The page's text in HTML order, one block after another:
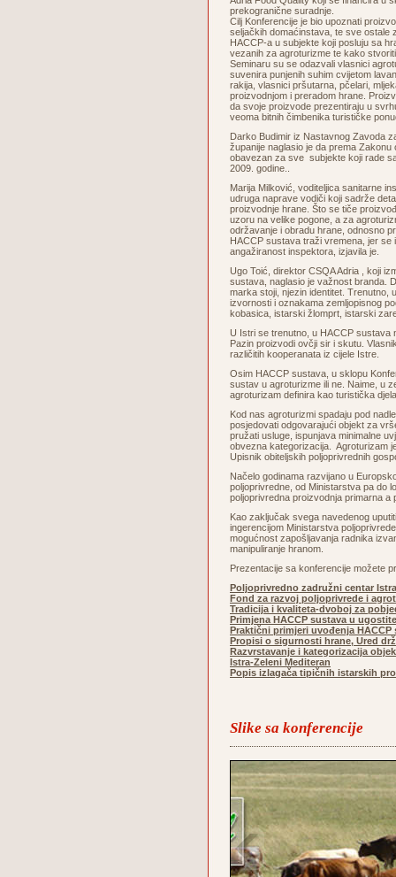
prekogranične suradnje.
Cilj Konferencije je bio upoznati
seljačkih domaćinstava, te sve ostale
HACCP-a u subjekte koji posluju sa
vezanih za agroturizme te kako
Seminaru su se odazvali vlasnici
suvenira punjenih suhim cvijetom
rakija, vlasnici pršutarna, pčelari,
proizvodnjom i preradom hrane.
da svoje proizvode prezentiraju u
veoma bitnih čimbenika turističke
Darko Budimir iz Nastavnog Zavoda
županije naglasio je da prema
obavezan za sve subjekte koji rade
2009. godine..
Marija Milković, voditeljica sanitarne
udruga naprave vodiči koji sadrže
proizvodnje hrane. Što se tiče
uzoru na velike pogone, a za
održavanje i obradu hrane, odnosno
HACCP sustava traži vremena, jer se
angažiranost inspektora, izjavila je.
Ugo Toić, direktor CSQA Adria , koji
sustava, naglasio je važnost branda.
marka stoji, njezin identitet. Trenutno,
izvornosti i oznakama zemljopisnog
kobasica, istarski žlomprt, istarski
U Istri se trenutno, u HACCP sustava
Pazin proizvodi ovčji sir i skutu.
različitih kooperanata iz cijele Istre.
Osim HACCP sustava, u sklopu
sustav u agroturizme ili ne. Naime, u
agroturizam definira kao turistička
Kod nas agroturizmi spadaju pod
posjedovati odgovarajući objekt za
pružati usluge, ispunjava minimalne
obvezna kategorizacija. Agroturizam
Upisnik obiteljskih poljoprivrednih
Načelo godinama razvijano u
poljoprivredne, od Ministarstva pa do
poljoprivredna proizvodnja primarna a
Kao zaključak svega navedenog
ingerencijom Ministarstva
mogućnost zapošljavanja radnika
manipuliranje hranom.
Prezentacije sa konferencije možete
Poljoprivredno zadružni centar Istra
Fond za razvoj poljoprivrede i
Tradicija i kvaliteta-dvoboj za
Primjena HACCP sustava u
Praktični primjeri uvođenja
Propisi o sigurnosti hrane, Ured
Razvrstavanje i kategorizacija
Istra-Zeleni Mediteran
Popis izlagača tipičnih istarskih
Slike sa konferencije